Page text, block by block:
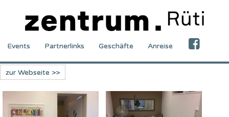
Events Partnerlinks Geschäfte Anreise
zur Webseite >>